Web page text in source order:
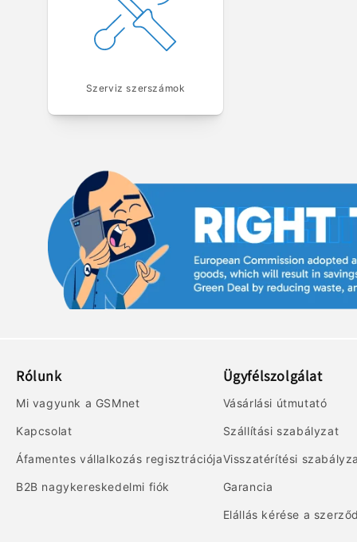
Szerviz szerszámok
Rólunk
Mi vagyunk a GSMnet
Kapcsolat
Áfamentes vállalkozás regisztrációja
B2B nagykereskedelmi fiók
Ügyfélszolgálat
Vásárlási útmutató
Szállítási szabályzat
Visszatérítési
Garancia
Elállás kérése a